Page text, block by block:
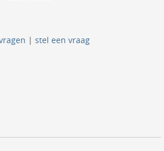
| stel een vraag